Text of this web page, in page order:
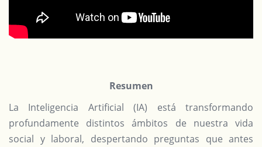
Resumen
La Inteligencia Artificial (IA) está transformando
profundamente distintos ámbitos de nuestra vida
social y laboral, despertando preguntas que antes